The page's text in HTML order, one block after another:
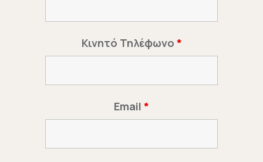
Κινητό Τηλέφωνο *
Email *